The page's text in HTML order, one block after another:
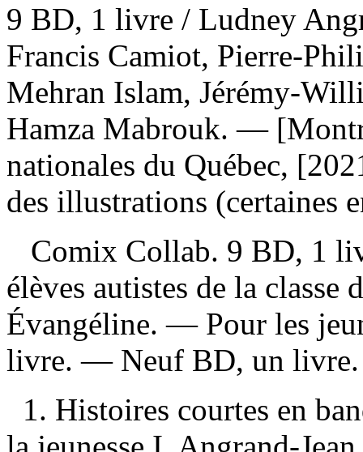
9 BD, 1 livre / Ludney
Francis Camiot, Pierre-
Mehran Islam, Jérémy-
Hamza Mabrouk. —
nationales du Québec,
des illustrations (certaines
Comix Collab. 9 BD, 1
élèves autistes de la
Évangéline. — Pour les
livre. — Neuf BD, un
1. Histoires courtes en